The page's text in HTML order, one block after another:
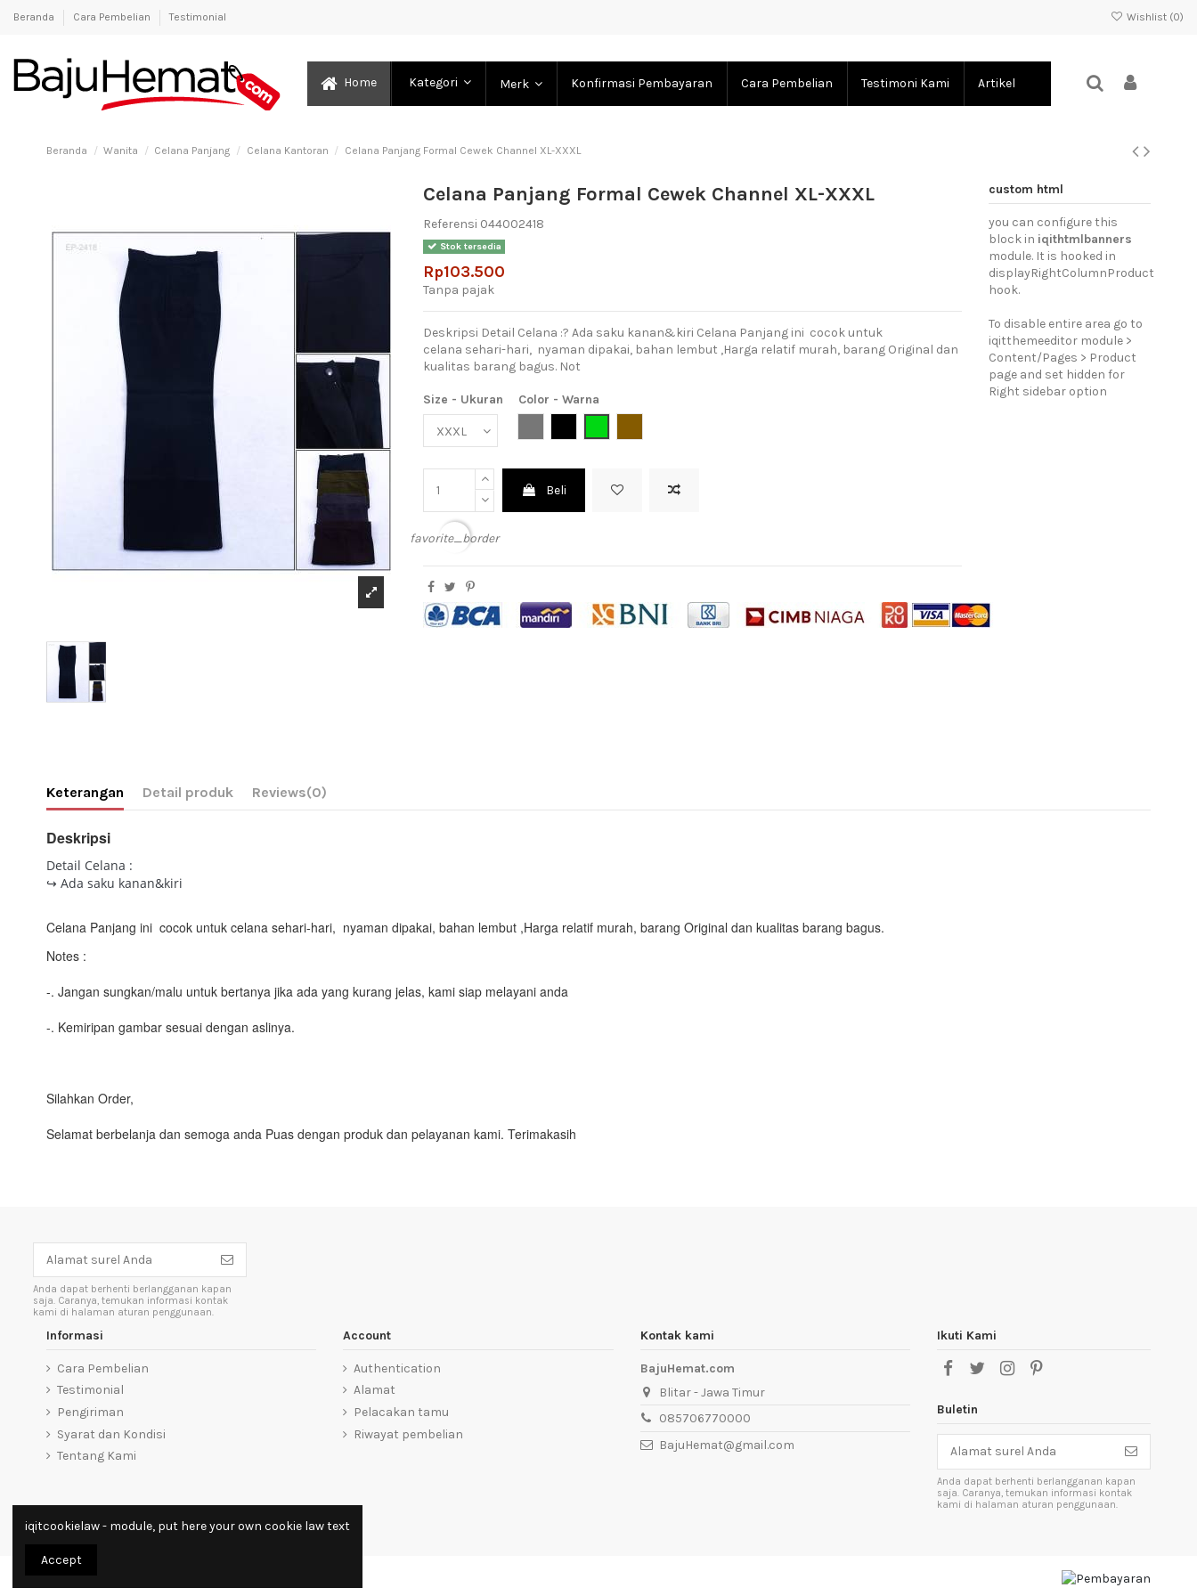
Beranda Cara Pembelian Testimonial Wishlist (0)
Home Kategori Merk Konfirmasi Pembayaran Cara Pembelian Testimoni Kami Artikel
Beranda Wanita Celana Panjang Celana Kantoran Celana Panjang Formal Cewek Channel XL-XXXL
Celana Panjang Formal Cewek Channel XL-XXXL
Referensi 044002418
Stok tersedia
Rp103.500
Tanpa pajak
Deskripsi Detail Celana :? Ada saku kanan&kiri Celana Panjang ini cocok untuk
celana sehari-hari, nyaman dipakai, bahan lembut ,Harga relatif murah, barang Original dan
kualitas barang bagus. Not
Size - Ukuran
Color - Warna
Beli
favorite_border
custom html
you can configure this
block in iqithtmlbanners
module. It is hooked in
displayRightColumnProduct
hook.
To disable entire area go to
iqitthemeeditor module >
Content/Pages > Product
page and set hidden for
Right sidebar option
Keterangan Detail produk Reviews(0)
Deskripsi
Detail Celana :
↪ Ada saku kanan&kiri
Celana Panjang ini cocok untuk celana sehari-hari, nyaman dipakai, bahan lembut ,Harga relatif murah, barang Original dan kualitas barang bagus.
Notes :
-. Jangan sungkan/malu untuk bertanya jika ada yang kurang jelas, kami siap melayani anda
-. Kemiripan gambar sesuai dengan aslinya.
Silahkan Order,
Selamat berbelanja dan semoga anda Puas dengan produk dan pelayanan kami. Terimakasih
Anda dapat berhenti berlangganan kapan
saja. Caranya, temukan informasi kontak
kami di halaman aturan penggunaan.
Informasi
Cara Pembelian
Testimonial
Pengiriman
Syarat dan Kondisi
Tentang Kami
Account
Authentication
Alamat
Pelacakan tamu
Riwayat pembelian
Kontak kami
BajuHemat.com
Blitar - Jawa Timur
085706770000
BajuHemat@gmail.com
Ikuti Kami
Buletin
Anda dapat berhenti berlangganan kapan
saja. Caranya, temukan informasi kontak
kami di halaman aturan penggunaan.
iqitcookielaw - module, put here your own cookie law text
Accept